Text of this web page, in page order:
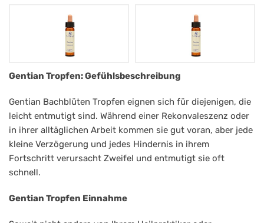
Bachblüten
Healing
Herbs
Nr.
12
Gentian
Gentian Tropfen: Gefühlsbeschreibung
Gentian Bachblüten Tropfen eignen sich für diejenigen, die
leicht entmutigt sind. Während einer Rekonvaleszenz oder
in ihrer alltäglichen Arbeit kommen sie gut voran, aber jede
kleine Verzögerung und jedes Hindernis in ihrem
Fortschritt verursacht Zweifel und entmutigt sie oft
schnell.
Gentian Tropfen Einnahme